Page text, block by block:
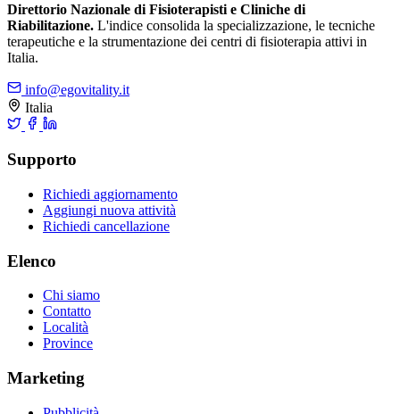
Direttorio Nazionale di Fisioterapisti e Cliniche di
Riabilitazione. L'indice consolida la specializzazione, le tecniche
terapeutiche e la strumentazione dei centri di fisioterapia attivi in
Italia.
info@egovitality.it
Italia
Supporto
Richiedi aggiornamento
Aggiungi nuova attività
Richiedi cancellazione
Elenco
Chi siamo
Contatto
Località
Province
Marketing